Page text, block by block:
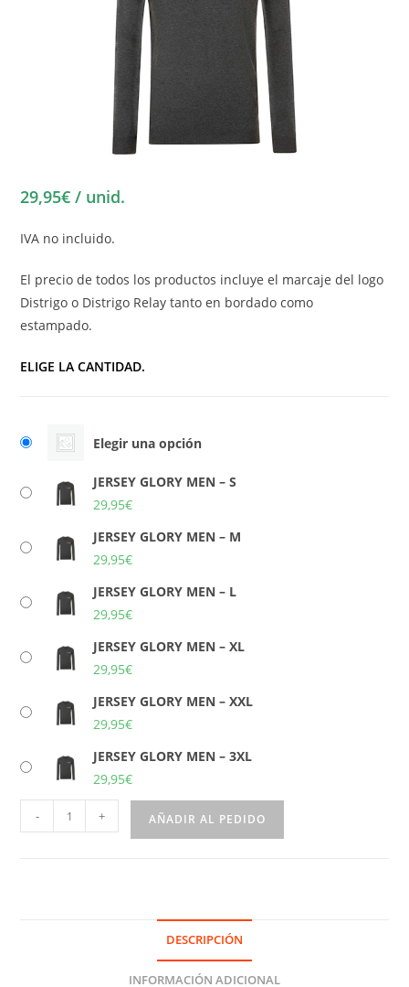
29,95€ / unid.
IVA no incluido.
El precio de todos los productos incluye el marcaje del logo
Distrigo o Distrigo Relay tanto en bordado como
estampado.
ELIGE LA CANTIDAD.
Elegir una opción
JERSEY GLORY MEN – S
29,95€
JERSEY GLORY MEN – M
29,95€
JERSEY GLORY MEN – L
29,95€
JERSEY GLORY MEN – XL
29,95€
JERSEY GLORY MEN – XXL
29,95€
JERSEY GLORY MEN – 3XL
29,95€
- + AÑADIR AL PEDIDO
DESCRIPCIÓN
INFORMACIÓN ADICIONAL